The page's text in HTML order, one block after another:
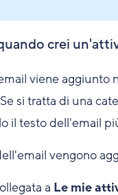
crei
viene aggiunto
si tratta di una
il testo dell'email
vengono
a Le mie